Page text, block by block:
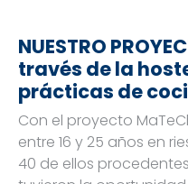
NUESTRO
través de la
prácticas de
Con el proyecto
entre 16 y 25 años en
40 de ellos